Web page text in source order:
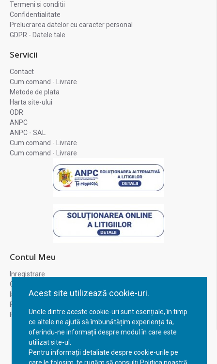
Acest site utilizează cookie-uri.
Unele dintre aceste cookie-uri sunt esențiale, în timp
ce altele ne ajută să îmbunătățim experiența ta,
oferindu-ne informații despre modul în care este
utilizat site-ul.
Pentru informații detaliate despre cookie-urile pe
Termeni si conditii
Confidentialitate
Prelucrarea datelor cu caracter personal
GDPR - Datele tale
Servicii
Contact
Cum comand - Livrare
Metode de plata
Harta site-ului
ODR
ANPC
ANPC - SAL
Cum comand - Livrare
Cum comand - Livrare
Contul Meu
Inregistrare
Contul meu
Istoric comenzi
Recuperare parola
Returnare produs